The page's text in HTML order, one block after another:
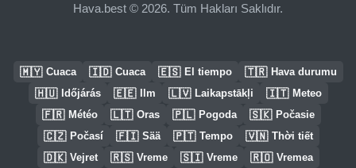
Hava.best © 2026. Tüm Hakları Saklıdır.
🇲🇾 Cuaca 🇮🇩 Cuaca 🇪🇸 El tiempo 🇹🇷 Hava durumu
🇭🇺 Időjárás 🇪🇪 Ilm 🇱🇻 Laikapstākļi 🇮🇹 Meteo
🇫🇷 Météo 🇱🇹 Oras 🇵🇱 Pogoda 🇸🇰 Počasie
🇨🇿 Počasí 🇫🇮 Sää 🇵🇹 Tempo 🇻🇳 Thời tiết
🇩🇰 Vejret 🇷🇸 Vreme 🇸🇮 Vreme 🇷🇴 Vremea